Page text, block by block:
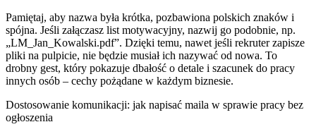
Pamiętaj, aby nazwa była krótka, pozbawiona polskich znaków i
spójna. Jeśli załączasz list motywacyjny, nazwij go podobnie, np.
„LM_Jan_Kowalski.pdf”. Dzięki temu, nawet jeśli rekruter zapisze
pliki na pulpicie, nie będzie musiał ich nazywać od nowa. To
drobny gest, który pokazuje dbałość o detale i szacunek do pracy
innych osób – cechy pożądane w każdym biznesie.
Dostosowanie komunikacji: jak napisać maila w sprawie pracy bez
ogłoszenia